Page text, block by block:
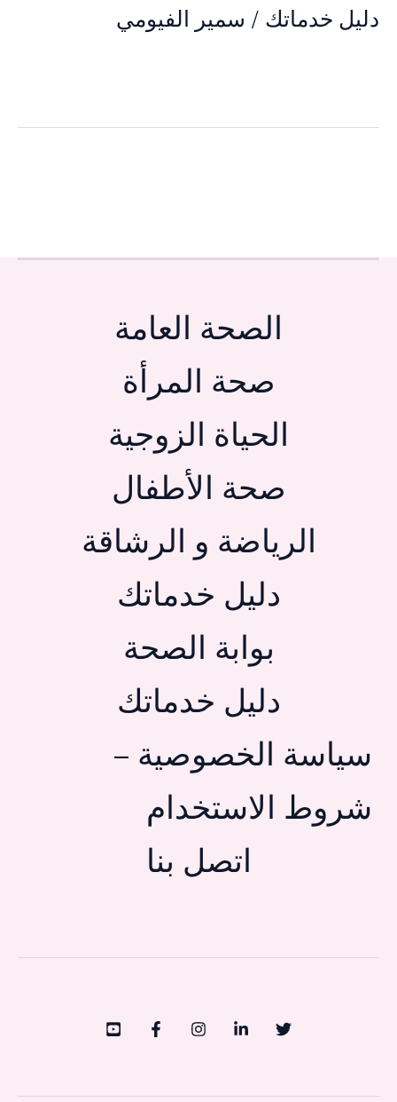
دليل خدماتك / سمير الفيومي
الصحة العامة
صحة المرأة
الحياة الزوجية
صحة الأطفال
الرياضة و الرشاقة
دليل خدماتك
بوابة الصحة
دليل خدماتك
سياسة الخصوصية –
شروط الاستخدام
اتصل بنا